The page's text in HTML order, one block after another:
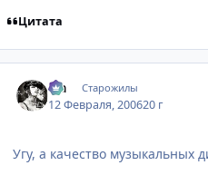
Цитата
Lia Старожилы
12 Февраля, 200620 г
Угу, а качество музыкальных